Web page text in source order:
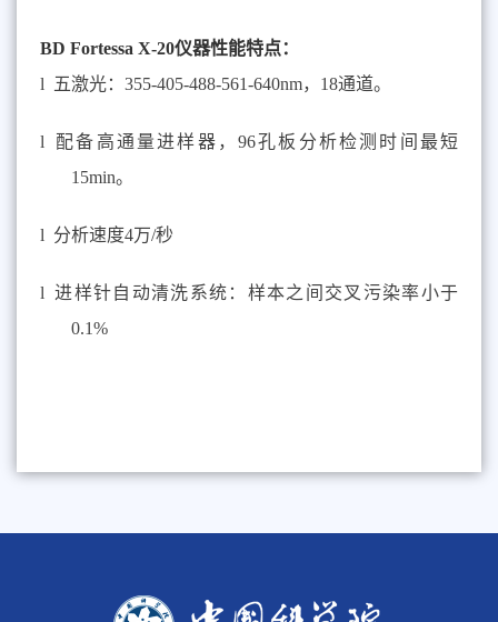
BD Fortessa X-20仪器性能特点：
l
五激光： 355-405-488-561-640nm，18通道。
l 配备高通量进样器， 96孔板分析检测时间最短
15min。
l 分析速度4万/秒
l 进样针自动清洗系统：样本之间交叉污染率小于
0.1%